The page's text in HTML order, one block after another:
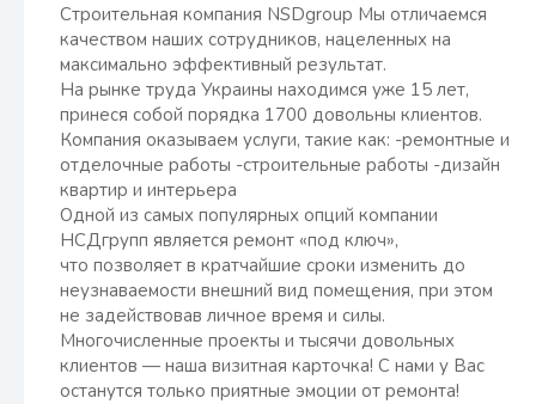
​Строительная компания NSDgroup Мы отличаемся
качеством наших сотрудников, нацеленных на
максимально эффективный результат.
На рынке труда Украины находимся уже 15 лет,
принеся собой порядка 1700 довольны клиентов.
Компания оказываем услуги, такие как: -ремонтные и
отделочные работы -строительные работы -дизайн
квартир и интерьера​
Одной из самых популярных опций компании
НСДгрупп является ремонт «под ключ»,
что позволяет в кратчайшие сроки изменить до
неузнаваемости внешний вид помещения, при этом
не задействовав личное время и силы.
Многочисленные проекты и тысячи довольных
клиентов — наша визитная карточка! С нами у Вас
останутся только приятные эмоции от ремонта!